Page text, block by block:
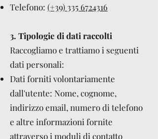
Telefono: (+39) 335 6724316
3. Tipologie di dati raccolti
Raccogliamo e trattiamo i seguenti
dati personali:
Dati forniti volontariamente
dall'utente: Nome, cognome,
indirizzo email, numero di telefono
e altre informazioni fornite
attraverso i moduli di contatto